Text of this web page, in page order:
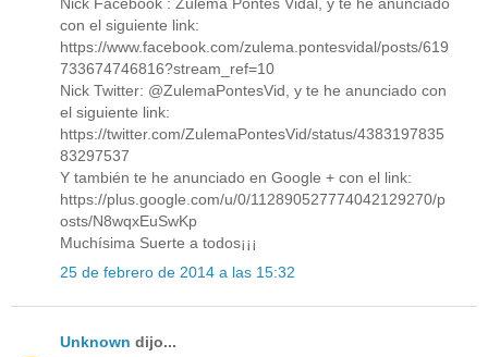
con el siguiente link:
https://www.facebook.com/zulema.pontesvidal/posts/619
733674746816?stream_ref=10
Nick Twitter: @ZulemaPontesVid, y te he anunciado con
el siguiente link:
https://twitter.com/ZulemaPontesVid/status/4383197835
83297537
Y también te he anunciado en Google + con el link:
https://plus.google.com/u/0/112890527774042129270/p
osts/N8wqxEuSwKp
Muchísima Suerte a todos¡¡¡
25 de febrero de 2014 a las 15:32
Unknown dijo...